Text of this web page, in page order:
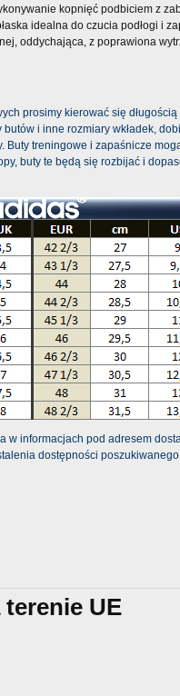
- 250gsm - Judoga
Kids White - JSK-10464
kopnięć podbiciem z
idealna do czucia podłogi i
oddychająca, z poprawiona
prosimy kierować się
i inne rozmiary wkładek,
Buty treningowe i zapaśnicze
buty te będą się rozbijać i
informacjach pod adresem
dostępności poszukiwanego
UE